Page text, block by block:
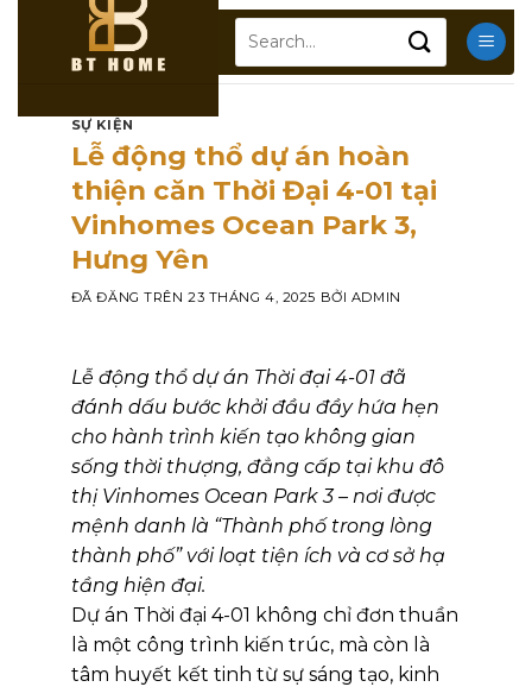
SỰ KIỆN
Lễ động thổ dự án hoàn
thiện căn Thời Đại 4-01 tại
Vinhomes Ocean Park 3,
Hưng Yên
ĐÃ ĐĂNG TRÊN23 THÁNG 4, 2025 BỞI ADMIN
Lễ động thổ dự án Thời đại 4-01 đã
đánh dấu bước khởi đầu đầy hứa hẹn
cho hành trình kiến tạo không gian
sống thời thượng, đẳng cấp tại khu đô
thị Vinhomes Ocean Park 3 – nơi được
mệnh danh là “Thành phố trong lòng
thành phố” với loạt tiện ích và cơ sở hạ
tầng hiện đại.
Dự án Thời đại 4-01 không chỉ đơn thuần
là một công trình kiến trúc, mà còn là
tâm huyết kết tinh từ sự sáng tạo, kinh